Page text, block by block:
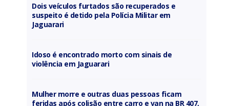
Dois veículos furtados são recuperados e
suspeito é detido pela Polícia Militar em
Jaguarari
Idoso é encontrado morto com sinais de
violência em Jaguarari
Mulher morre e outras duas pessoas ficam
feridas após colisão entre carro e van na BR 407,